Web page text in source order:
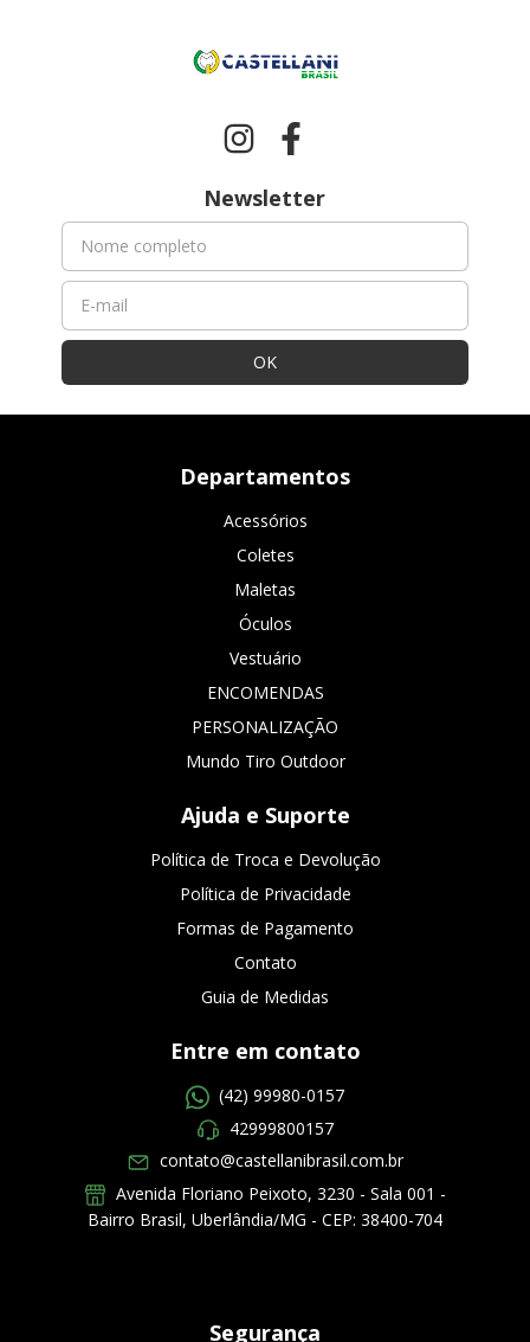
Newsletter
Departamentos
Acessórios
Coletes
Maletas
Óculos
Vestuário
ENCOMENDAS
PERSONALIZAÇÃO
Mundo Tiro Outdoor
Ajuda e Suporte
Política de Troca e Devolução
Política de Privacidade
Formas de Pagamento
Contato
Guia de Medidas
Entre em contato
(42) 99980-0157
42999800157
contato@castellanibrasil.com.br
Avenida Floriano Peixoto, 3230 - Sala 001 -
Bairro Brasil, Uberlândia/MG - CEP: 38400-704
Segurança